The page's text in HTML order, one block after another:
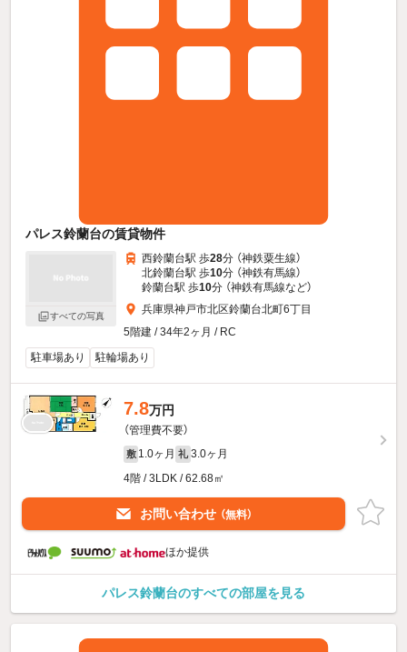
パレス鈴蘭台の賃貸物件
すべての写真
西鈴蘭台駅 歩28分 （神鉄粟生線）
北鈴蘭台駅 歩10分 （神鉄有馬線）
鈴蘭台駅 歩10分 （神鉄有馬線など）
兵庫県神戸市北区鈴蘭台北町6丁目
5階建 / 34年2ヶ月 / RC
駐車場あり
駐輪場あり
7.8万円
（管理費不要）
敷 1.0ヶ月 礼 3.0ヶ月
4階 / 3LDK / 62.68㎡
お問い合わせ （無料）
ほか提供
パレス鈴蘭台のすべての部屋を見る